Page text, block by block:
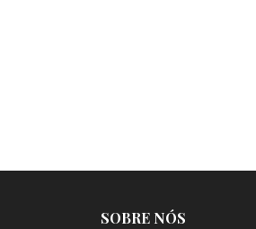
SOBRE NÓS